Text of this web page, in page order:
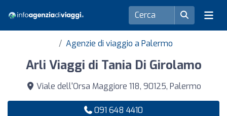
Agenzie di viaggio a Palermo
Arli Viaggi di Tania Di Girolamo
Viale dell'Orsa Maggiore 118, 90125, Palermo
091 648 4410